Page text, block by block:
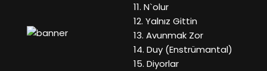
11. N`olur
12. Yalnız Gittin
13. Avunmak Zor
14. Duy (Enstrümantal)
15. Diyorlar